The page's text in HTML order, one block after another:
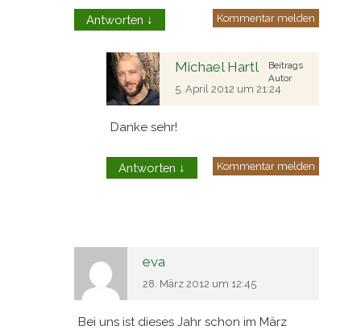
Antworten ↓ Kommentar melden
Michael Hartl
Beitrags
Autor
5. April 2012 um 21:24
Danke sehr!
Antworten ↓ Kommentar melden
eva
28. März 2012 um 12:45
Bei uns ist dieses Jahr schon im März